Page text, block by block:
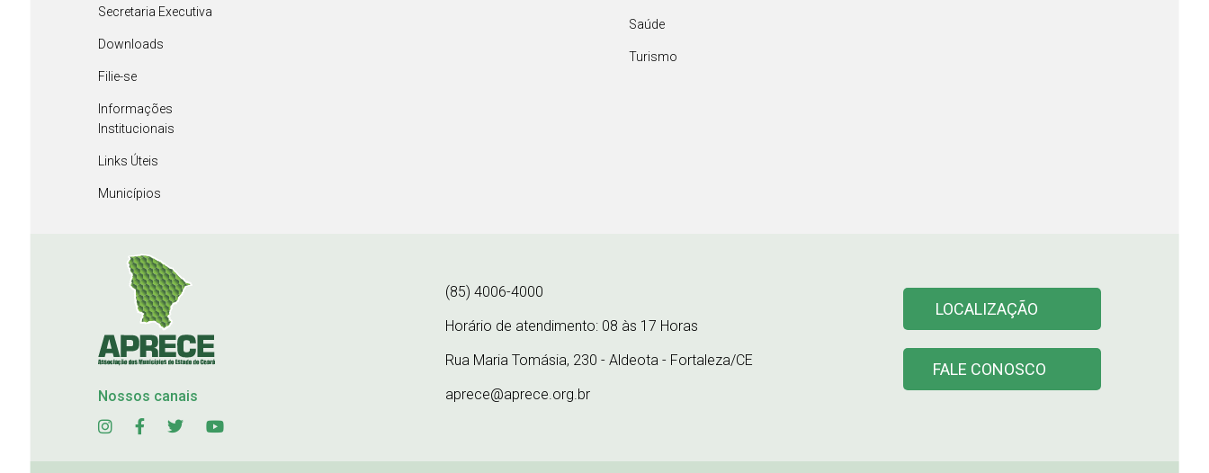
Secretaria Executiva
Downloads
Filie-se
Informações
Institucionais
Links Úteis
Municípios
Saúde
Turismo
Nossos canais
(85) 4006-4000
Horário de atendimento: 08 às 17 Horas
Rua Maria Tomásia, 230 - Aldeota - Fortaleza/CE
aprece@aprece.org.br
LOCALIZAÇÃO
FALE CONOSCO